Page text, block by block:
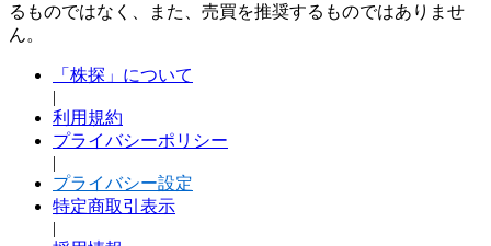
るものではなく、また、売買を推奨するものではありませ
ん。
「株探」について
|
利用規約
プライバシーポリシー
|
プライバシー設定
特定商取引表示
|